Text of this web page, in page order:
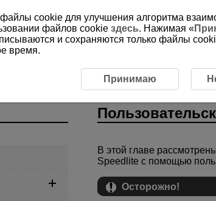
настройка Speedlite
В этой главе
Speedlite с помощью
Осторожно!
файлы cookie для улучшения алгоритма
файлов cookie здесь. Нажимая «
и сохраняются только файлы
время.
Принимаю